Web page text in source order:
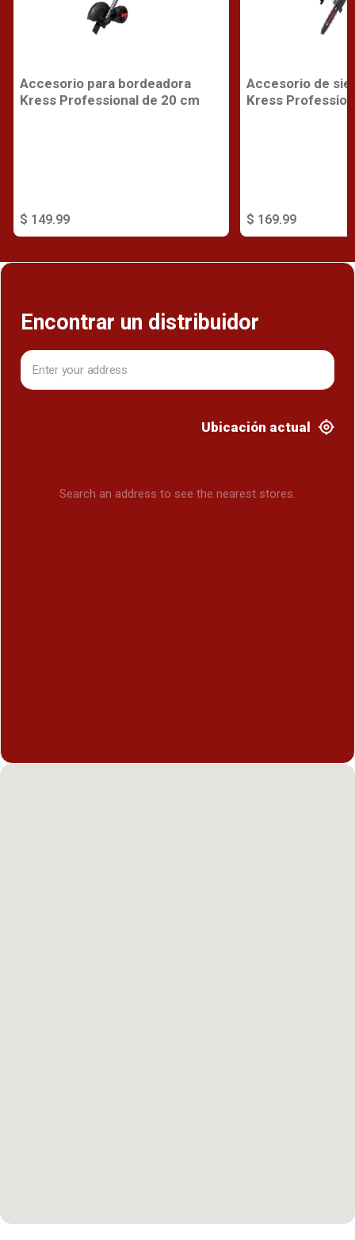
Accesorio para bordeadora
Kress Professional de 20 cm
$ 149.99
Accesorio de
Kress
$ 169.99
Encontrar un distribuidor
Ubicación actual
Search an address to see the nearest stores.